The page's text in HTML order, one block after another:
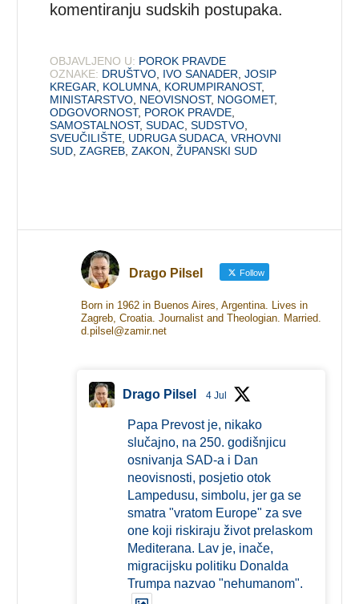
komentiranju sudskih postupaka.
OBJAVLJENO U: POROK PRAVDE
OZNAKE: DRUŠTVO IVO SANADER ,JOSIP
KREGAR
KOLUMNA KORUMPIRANOST,
MINISTARSTVO NEOVISNOST, NOGOMET,
ODGOVORNOST, POROK PRAVDE
SAMOSTALNOST,SUDAC ,SUDSTVO
SVEUČILIŠTE UDRUGA SUDACA ,VRHOVNI
SUD ,ZAGREB ,ZAKON ,ŽUPANSKI SUD
Drago Pilsel Follow
Born in 1962 in Buenos Aires, Argentina. Lives in
Zagreb, Croatia. Journalist and Theologian. Married.
d.pilsel@zamir.net
Drago Pilsel 4 Jul
Papa Prevost je, nikako
slučajno, na 250. godišnjicu
osnivanja SAD-a i Dan
neovisnosti, posjetio otok
Lampedusu, simbolu, jer ga se
smatra "vratom Europe" za sve
one koji riskiraju život prelaskom
Mediterana. Lav je, inače,
migracijsku politiku Donalda
Trumpa nazvao "nehumanom".